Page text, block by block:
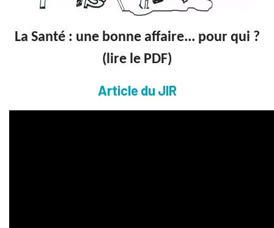
La Santé : une bonne affaire... pour qui ?
(lire le PDF)
Article du JIR